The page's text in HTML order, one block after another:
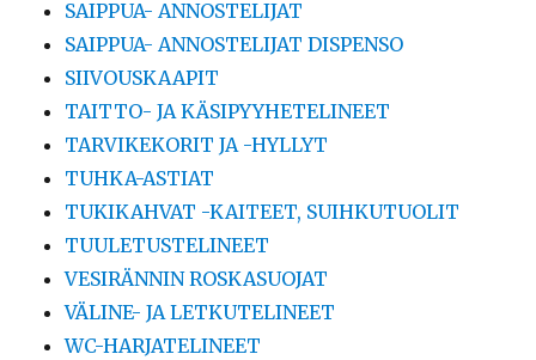
SAIPPUA- ANNOSTELIJAT
SAIPPUA- ANNOSTELIJAT DISPENSO
SIIVOUSKAAPIT
TAITTO- JA KÄSIPYYHETELINEET
TARVIKEKORIT JA -HYLLYT
TUHKA-ASTIAT
TUKIKAHVAT -KAITEET, SUIHKUTUOLIT
TUULETUSTELINEET
VESIRÄNNIN ROSKASUOJAT
VÄLINE- JA LETKUTELINEET
WC-HARJATELINEET